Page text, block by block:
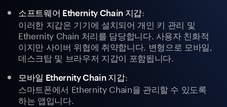
소프트웨어 Ethernity Chain 지갑:
이러한 지갑은 기기에 설치되어 개인 키 관리 및
Ethernity Chain 처리를 담당합니다. 사용자 친화적
이지만 사이버 위협에 취약합니다. 변형으로 모바일,
데스크탑 및 브라우저 지갑이 포함됩니다.
모바일 Ethernity Chain 지갑:
스마트폰에서 Ethernity Chain을 관리할 수 있도록
하는 앱입니다.